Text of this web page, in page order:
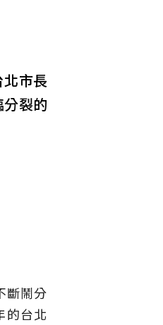
市長
裂的
斷鬧分
的台北